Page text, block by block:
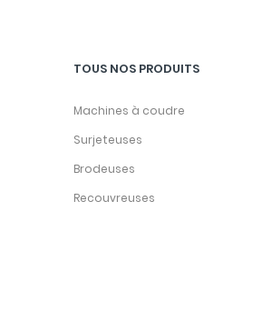
TOUS NOS PRODUITS
Machines à coudre
Surjeteuses
Brodeuses
Recouvreuses